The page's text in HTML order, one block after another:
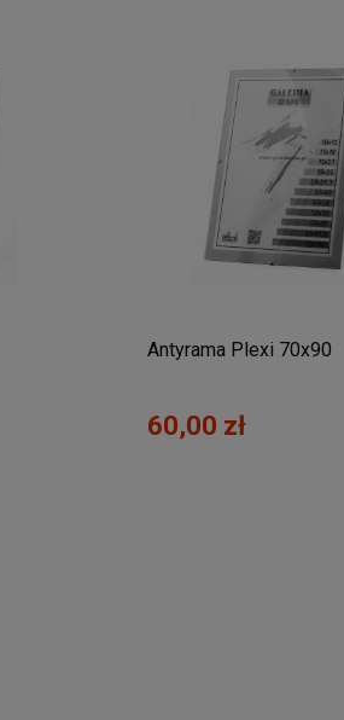
Antyrama Plexi 70x90
60,00 zł